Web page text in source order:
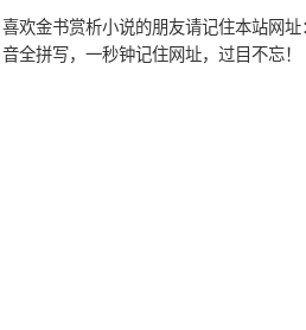
喜欢金书赏析小说的朋友请记住本站网址
音全拼写，一秒钟记住网址，过目不忘！